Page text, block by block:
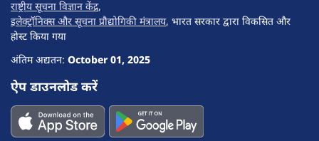
राष्ट्रीय सूचना विज्ञान केंद्र,
इलेक्ट्रॉनिक्स और सूचना प्रौद्योगिकी मंत्रालय, भारत सरकार द्वारा विकसित और
होस्ट किया गया
अंतिम अद्यतन: October 01, 2025
ऐप डाउनलोड करें